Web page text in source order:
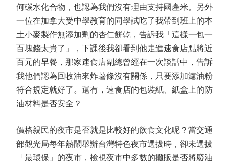
何碳水化合物，也認為我們沒有理由支持國產米。另外
一位在加拿大受中學教育的同學試吃了我帶到班上的本
土小麥製作無添加劑的杏仁餅乾，告訴我「這樣一包一
百塊錢太貴了」，下課後我卻看到他走進速食店點將近
百元的早餐，那家速食店副總曾經在一次談話中，告訴
我他們認為回收油來炸薯條沒有關係，只要添加濾油粉
符合規定就好了。還有，速食店的包裝紙、紙盒上的防
油材料是否安全？
價格親民的夜市是否就是比較好的飲食文化呢？當交通
部觀光局每年熱鬧舉辦台灣特色夜市選拔時，卻未選拔
「最環保」的夜市，檢視夜市中多數的攤販是否將廢油